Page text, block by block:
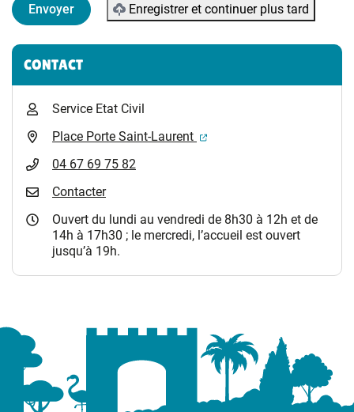
Enregistrer et continuer plus tard
Informations complémentaires
CONTACT
Service Etat Civil
Place Porte Saint-Laurent
(ouverture dans un
04 67 69 75 82
Contacter
Ouvert du lundi au vendredi de 8h30 à 12h et de
14h à 17h30 ; le mercredi, l’accueil est ouvert
jusqu’à 19h.